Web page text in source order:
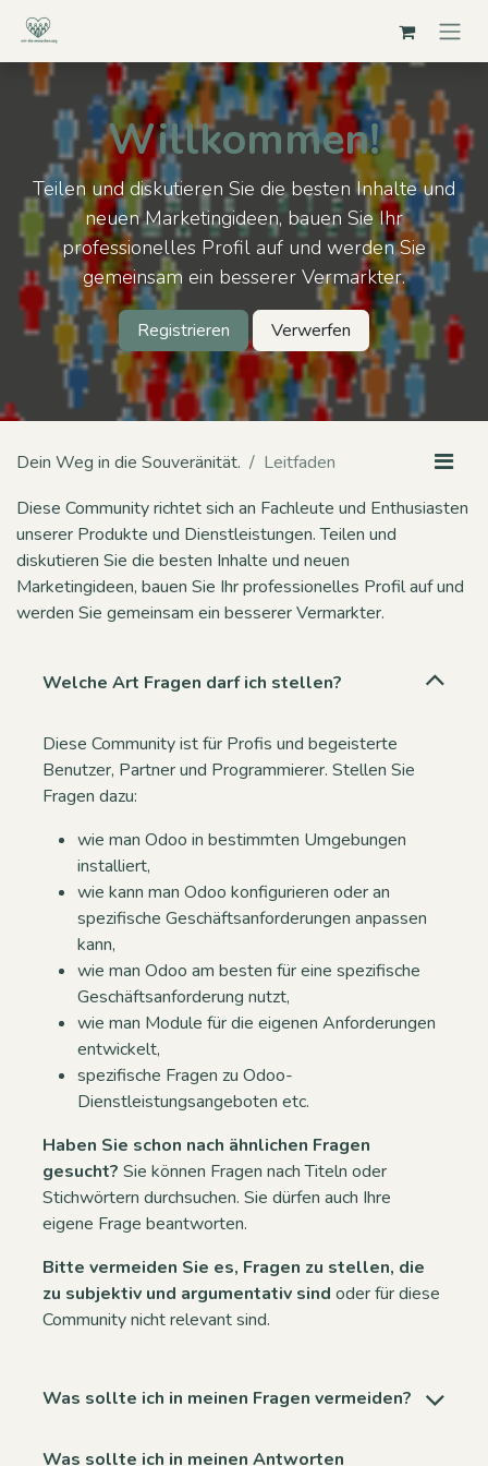
Zum Inhalt springen
Willkommen!
Teilen und diskutieren Sie die besten Inhalte und
neuen Marketingideen, bauen Sie Ihr
professionelles Profil auf und werden Sie
gemeinsam ein besserer Vermarkter.
Registrieren Verwerfen
Dein Weg in die Souveränität.
Leitfaden
Diese Community richtet sich an Fachleute und Enthusiasten
unserer Produkte und Dienstleistungen. Teilen und
diskutieren Sie die besten Inhalte und neuen
Marketingideen, bauen Sie Ihr professionelles Profil auf und
werden Sie gemeinsam ein besserer Vermarkter.
Welche Art Fragen darf ich stellen?
Diese Community ist für Profis und begeisterte
Benutzer, Partner und Programmierer. Stellen Sie
Fragen dazu:
wie man Odoo in bestimmten Umgebungen
installiert,
wie kann man Odoo konfigurieren oder an
spezifische Geschäftsanforderungen anpassen
kann,
wie man Odoo am besten für eine spezifische
Geschäftsanforderung nutzt,
wie man Module für die eigenen Anforderungen
entwickelt,
spezifische Fragen zu Odoo-
Dienstleistungsangeboten etc.
Haben Sie schon nach ähnlichen Fragen
gesucht? Sie können Fragen nach Titeln oder
Stichwörtern durchsuchen. Sie dürfen auch Ihre
eigene Frage beantworten.
Bitte vermeiden Sie es, Fragen zu stellen, die
zu subjektiv und argumentativ sind oder für diese
Community nicht relevant sind.
Was sollte ich in meinen Fragen vermeiden?
Was sollte ich in meinen Antworten